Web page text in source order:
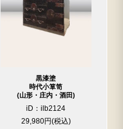
黒漆塗
時代小箪笥
(山形・庄内・酒田)
iD：ilb2124
29,980円